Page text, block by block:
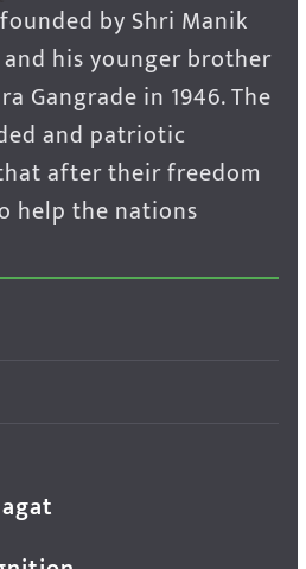
by Shri Manik
his younger brother
Gangrade in 1946. The
and patriotic
after their freedom
help the nations